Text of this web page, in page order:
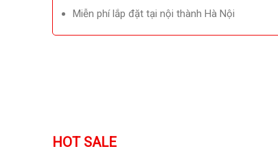
Miễn phí lắp đặt tại nội thành Hà Nội
HOT SALE